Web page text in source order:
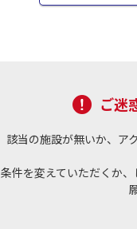
ご迷
該当の施設が無いか、ア
条件を変えていただくか